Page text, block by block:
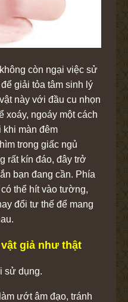
còn ngại việc sử
giải tỏa tâm sinh lý
này với đầu cu nhọn
xoáy, ngoáy một cách
khi màn đêm
trong giấc ngủ
rất kín đáo, đây trở
bạn đang cần. Phía
thể hít vào tường,
đổi tư thế để mang
giả như thật
sử dụng.
ướt âm đạo, tránh